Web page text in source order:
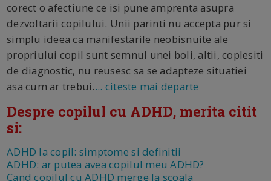
corect o afectiune ce isi pune amprenta asupra
dezvoltarii copilului. Unii parinti nu accepta pur si
simplu ideea ca manifestarile neobisnuite ale
propriului copil sunt semnul unei boli, altii, coplesiti
de diagnostic, nu reusesc sa se adapteze situatiei
asa cum ar trebui.... citeste mai departe
Despre copilul cu ADHD, merita citit
si:
ADHD la copil: simptome si definitii
ADHD: ar putea avea copilul meu ADHD?
Cand copilul cu ADHD merge la scoala